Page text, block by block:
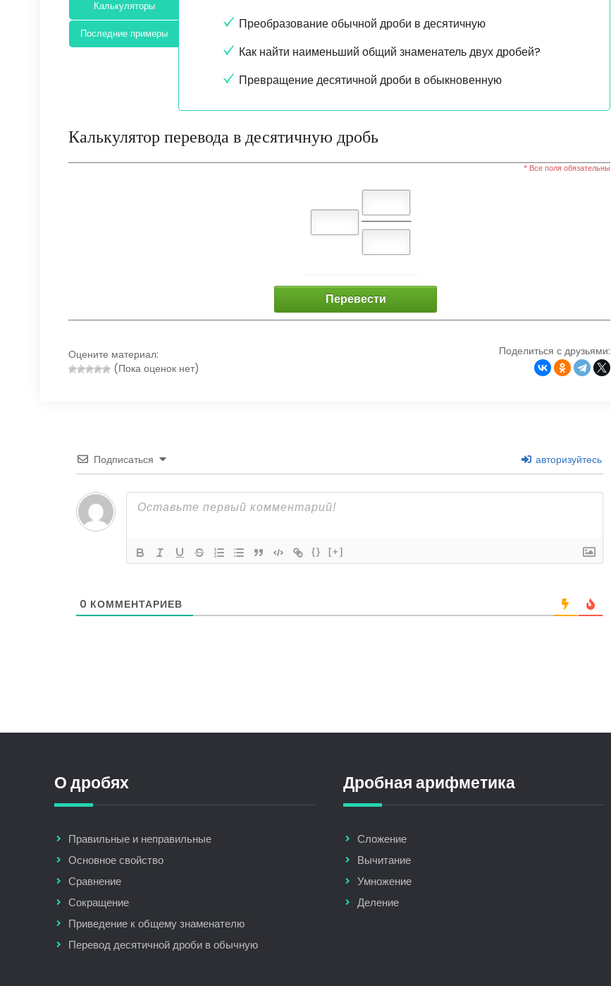
Калькуляторы
Последние примеры
Преобразование обычной дроби в десятичную
Как найти наименьший общий знаменатель двух дробей?
Превращение десятичной дроби в обыкновенную
Калькулятор перевода в десятичную дробь
* Все поля обязательны
Перевести
Оцените материал:
(Пока оценок нет)
Поделиться с друзьями:
Подписаться авторизуйтесь
{} [+]
0 КОММЕНТАРИЕВ
О дробях
Правильные и неправильные
Основное свойство
Сравнение
Сокращение
Приведение к общему знаменателю
Перевод десятичной дроби в обычную
Дробная арифметика
Сложение
Вычитание
Умножение
Деление